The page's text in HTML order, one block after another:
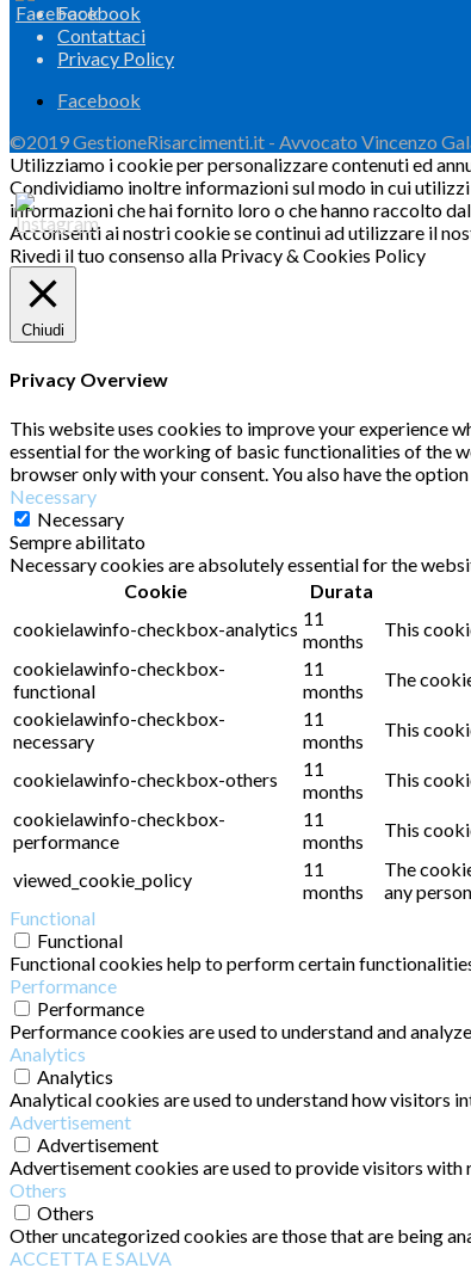
Facebook
Contattaci
Privacy Policy
Facebook
©2019 GestioneRisarcimenti.it - Avvocato Vincenzo
Utilizziamo i cookie per personalizzare contenuti ed
Condividiamo inoltre informazioni sul modo in cui
informazioni che hai fornito loro o che hanno raccolto
Acconsenti ai nostri cookie se continui ad utilizzare il
Rivedi il tuo consenso alla Privacy & Cookies Policy
Chiudi
Privacy Overview
This website uses cookies to improve your experience
essential for the working of basic functionalities of the
browser only with your consent. You also have the
Necessary
Necessary
Sempre abilitato
Necessary cookies are absolutely essential for the
Cookie
Durata
cookielawinfo-checkbox-analytics 11
months
This
cookielawinfo-checkbox-
functional
11
months
The
cookielawinfo-checkbox-
necessary
11
months
This
cookielawinfo-checkbox-others
11
months
This
cookielawinfo-checkbox-
performance
11
months
This
viewed_cookie_policy
11
months
The
any
Functional
Functional
Functional cookies help to perform certain
Performance
Performance
Performance cookies are used to understand and
Analytics
Analytics
Analytical cookies are used to understand how visitors
Advertisement
Advertisement
Advertisement cookies are used to provide visitors
Others
Others
Other uncategorized cookies are those that are being
ACCETTA E SALVA